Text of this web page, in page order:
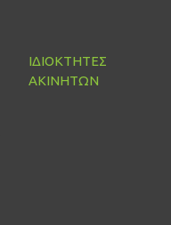
ΙΔΙΟΚΤΗΤΕΣ
ΑΚΙΝΗΤΩΝ